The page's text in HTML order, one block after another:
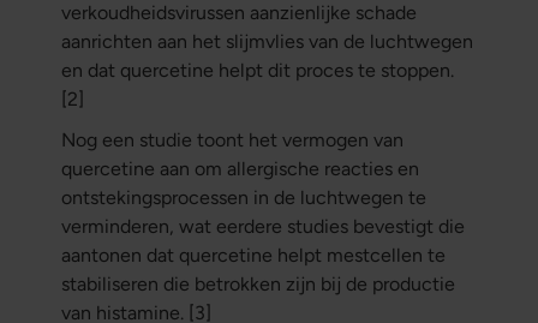
verkoudheidsvirussen aanzienlijke schade
aanrichten aan het slijmvlies van de luchtwegen
en dat quercetine helpt dit proces te stoppen.
[2]
Nog een studie toont het vermogen van
quercetine aan om allergische reacties en
ontstekingsprocessen in de luchtwegen te
verminderen, wat eerdere studies bevestigt die
aantonen dat quercetine helpt mestcellen te
stabiliseren die betrokken zijn bij de productie
van histamine. [3]